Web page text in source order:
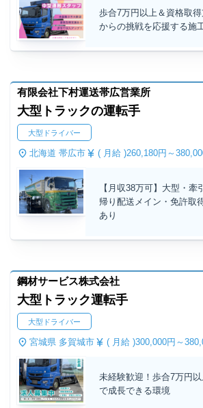
歩合7万円以上＆資格取
からの挑戦を応援する施
有限会社下村運送帯広営業所
大型トラックの運転手
大型ドライバー
北海道 帯広市 ( 月給 )260,180円～
【月収38万可】大型・牽
帰り配送メイン・免許取
あり
鋼材サービス株式会社
大型トラック運転手
大型ドライバー
宮城県 多賀城市 ( 月給 )300,000円～
未経験歓迎！歩合7万円
で成長できる環境